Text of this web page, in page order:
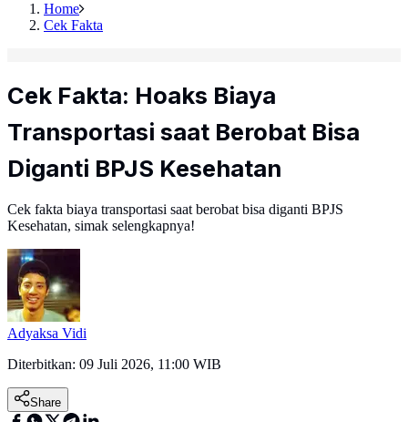
Home
Cek Fakta
Cek Fakta: Hoaks Biaya
Transportasi saat Berobat Bisa
Diganti BPJS Kesehatan
Cek fakta biaya transportasi saat berobat bisa diganti BPJS
Kesehatan, simak selengkapnya!
Adyaksa Vidi
Diterbitkan: 09 Juli 2026, 11:00 WIB
Share